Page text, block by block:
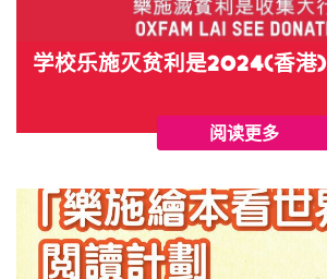
学校乐施灭贫利是2024(香港)
阅读更多